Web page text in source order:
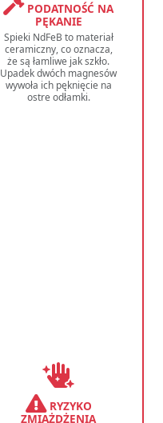
PODATNOŚĆ NA
PĘKANIE
Spieki NdFeB to materiał
ceramiczny, co oznacza,
że są łamliwe jak szkło.
Upadek dwóch magnesów
wywoła ich pęknięcie na
ostre odłamki.
RYZYKO
ZMIAŻDŻENIA